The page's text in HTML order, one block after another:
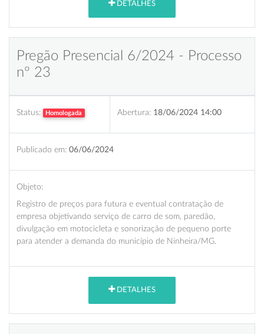
DETALHES
Pregão Presencial 6/2024 - Processo
nº 23
Status: Homologada Abertura: 18/06/2024 14:00
Publicado em: 06/06/2024
Objeto:
Registro de preços para futura e eventual contratação de
empresa objetivando serviço de carro de som, paredão,
divulgação em motocicleta e sonorização de pequeno porte
para atender a demanda do município de Ninheira/MG.
DETALHES